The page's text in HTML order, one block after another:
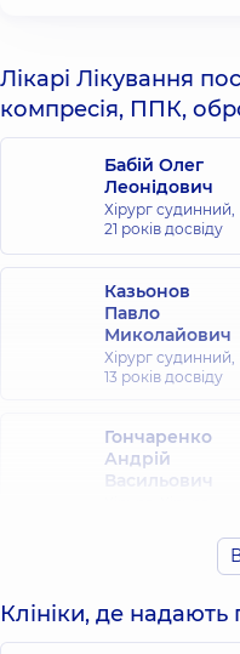
Лікарі Лікування
компресія, ППК,
Бабій Олег
Леонідович
Хірург судинний,
21 років досвіду
Казьонов
Павло
Миколайович
Хірург судинний,
13 років досвіду
Гончаренко
Андрій
Васильович
Клініки, де надають